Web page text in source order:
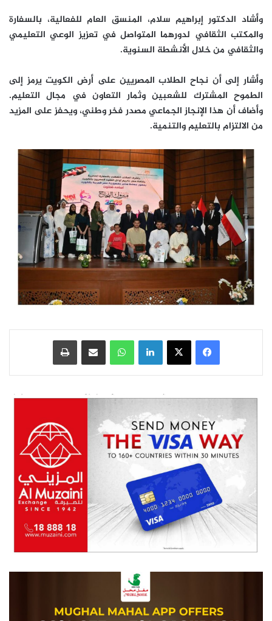
وأشاد الدكتور إبراهيم سلام، المنسق العام للفعالية، بالسفارة
والمكتب الثقافي لدورهما المتواصل في تعزيز الوعي التعليمي
والثقافي من خلال الأنشطة السنوية.
وأشار إلى أن نجاح الطلاب المصريين على أرض الكويت يرمز إلى
الطموح المشترك للشعبين وثمار التعاون في مجال التعليم.
وأضاف أن هذا الإنجاز الجماعي مصدر فخر وطني، ويحفز على المزيد
من الالتزام بالتعليم والتنمية.
فيسبوك‫X لينكدإنواتساب مشاركة عبر البريد طباعة